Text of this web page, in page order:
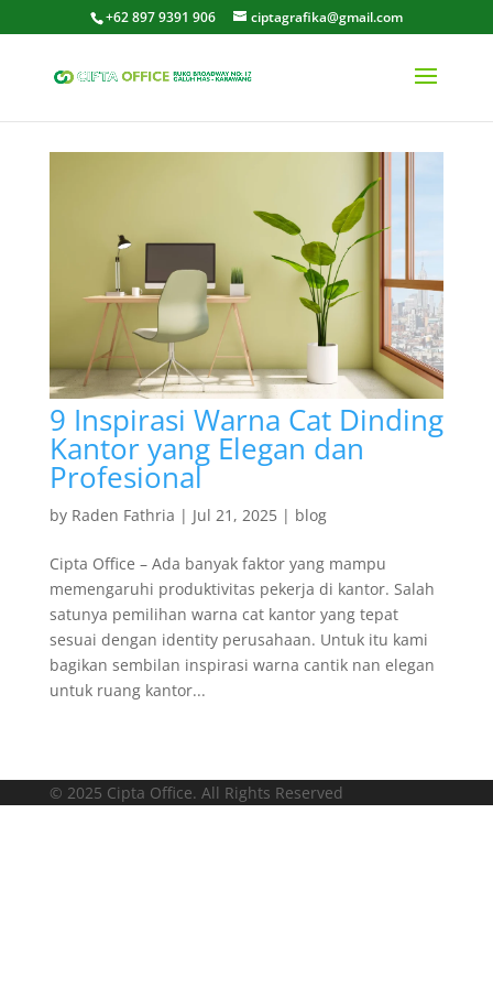
+62 897 9391 906 ciptagrafika@gmail.com
9 Inspirasi Warna Cat Dinding
Kantor yang Elegan dan
Profesional
by Raden Fathria | Jul 21, 2025| blog
Cipta Office – Ada banyak faktor yang mampu
memengaruhi produktivitas pekerja di kantor. Salah
satunya pemilihan warna cat kantor yang tepat
sesuai dengan identity perusahaan. Untuk itu kami
bagikan sembilan inspirasi warna cantik nan elegan
untuk ruang kantor...
© 2025 Cipta Office. All Rights Reserved